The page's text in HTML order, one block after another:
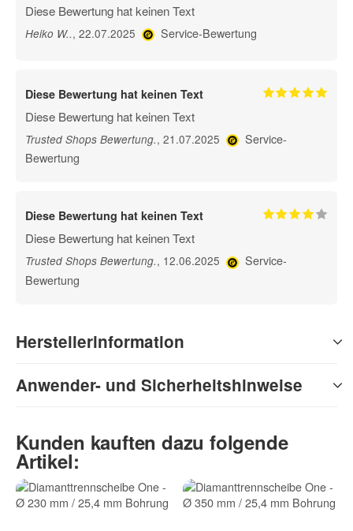
Diese Bewertung hat keinen Text
Heiko W.., 22.07.2025 Service-Bewertung
Diese Bewertung hat keinen Text
Diese Bewertung hat keinen Text
Trusted Shops Bewertung., 21.07.2025
Service-
Bewertung
Diese Bewertung hat keinen Text
Diese Bewertung hat keinen Text
Trusted Shops Bewertung., 12.06.2025
Service-
Bewertung
Herstellerinformation
Anwender- und Sicherheitshinweise
Kunden kauften dazu folgende
Artikel: